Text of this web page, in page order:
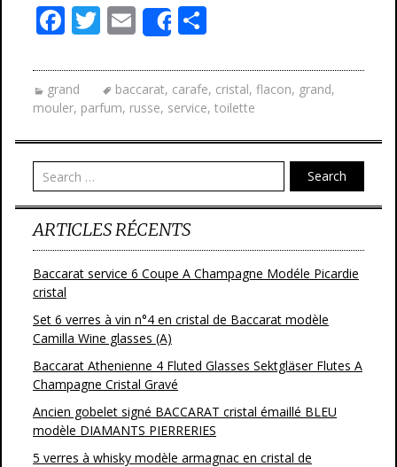
F
e
b
o
o
k
T
itt
er
E
m
ai
l
Share
ta
g
er
grand baccarat, carafe, cristal, flacon, grand,
mouler, parfum, russe, service, toilette
Search
ARTICLES RÉCENTS
Baccarat service 6 Coupe A Champagne Modéle Picardie
cristal
Set 6 verres à vin n°4 en cristal de Baccarat modèle
Camilla Wine glasses (A)
Baccarat Athenienne 4 Fluted Glasses Sektgläser Flutes A
Champagne Cristal Gravé
Ancien gobelet signé BACCARAT cristal émaillé BLEU
modèle DIAMANTS PIERRERIES
5 verres à whisky modèle armagnac en cristal de